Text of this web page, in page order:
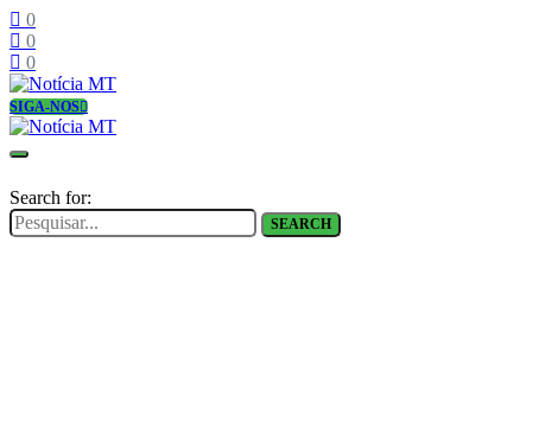
0
0
0
SIGA-NOS
Search for:
SEARCH